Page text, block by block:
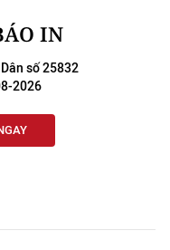
IN
số 25832
2026